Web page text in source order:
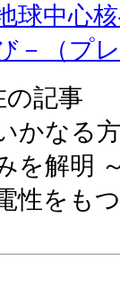
球中心
－（プ
の記事
かなる
を解明
性をも